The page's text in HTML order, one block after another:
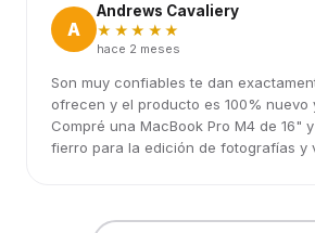
A
Andrews Cavaliery
★★★★★
hace 2 meses
Son muy confiables te dan
ofrecen y el producto es 100% nuevo
Compré una MacBook Pro M4 de 16"
fierro para la edición de fotografías y